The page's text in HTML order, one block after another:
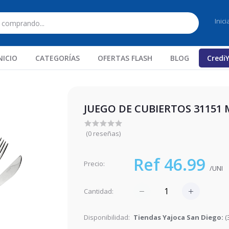
CATEGORÍAS OFERTAS FLASH BLOG
JUEGO DE CUBIERTOS
(0 reseñas)
Precio: Ref 46.99 /UNI
Cantidad:
Disponibilidad: Tiendas Yajoca San Diego: (